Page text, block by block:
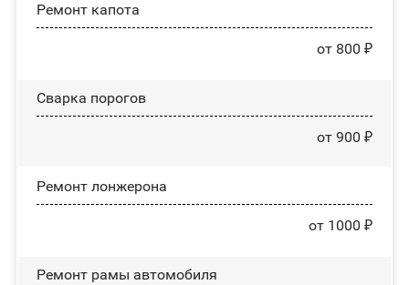
Ремонт капота
от 800 ₽
Сварка порогов
от 900 ₽
Ремонт лонжерона
от 1000 ₽
Ремонт рамы автомобиля